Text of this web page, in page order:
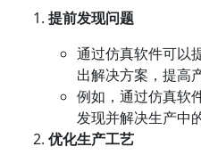
提前发现问题
通过仿真软件可以
出解决方案，提高
例如，通过仿真软
发现并解决生产中
优化生产工艺